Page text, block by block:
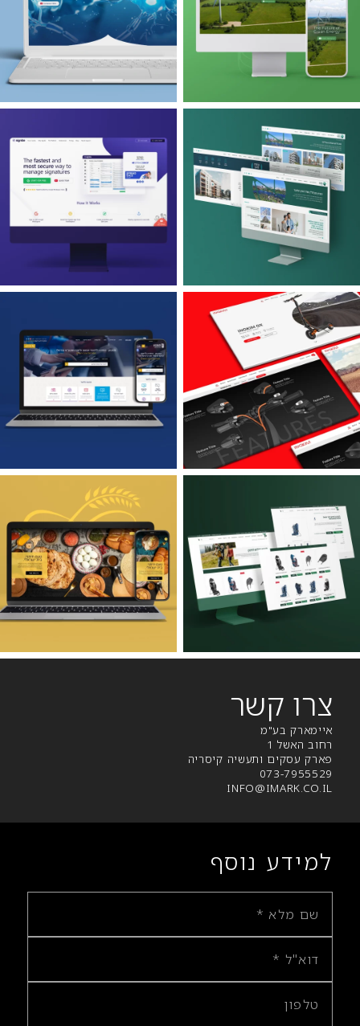
צרו קשר
איימארק בע"מ
רחוב האשל 1
פארק עסקים ותעשיה קיסריה
073-7955529
INFO@IMARK.CO.IL
למידע נוסף